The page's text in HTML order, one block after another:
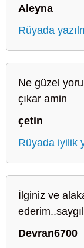
Aleyna
Rüyada
Ne güzel
çıkar amin
çetin
Rüyada iyilik
İlginiz ve
Devran6700